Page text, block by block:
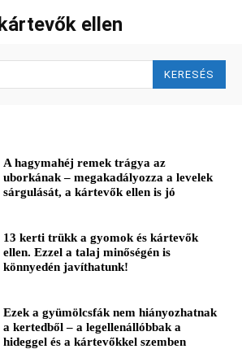
kártevők ellen
KERESÉS
A hagymahéj remek trágya az
uborkának – megakadályozza a levelek
sárgulását, a kártevők ellen is jó
13 kerti trükk a gyomok és kártevők
ellen. Ezzel a talaj minőségén is
könnyedén javíthatunk!
Ezek a gyümölcsfák nem hiányozhatnak
a kertedből – a legellenállóbbak a
hideggel és a kártevőkkel szemben